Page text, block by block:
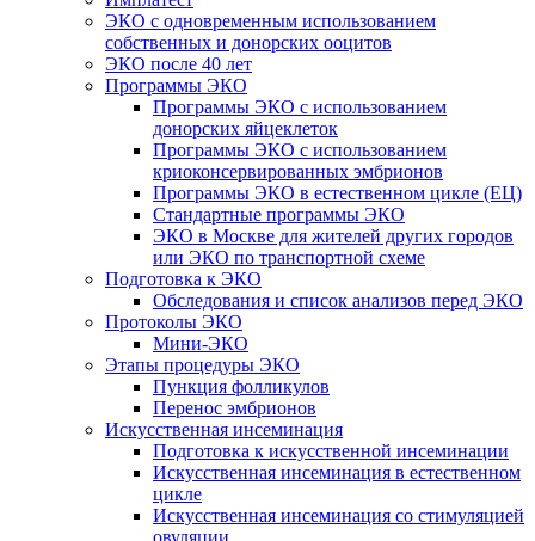
ЭКО с одновременным использованием
собственных и донорских ооцитов
ЭКО после 40 лет
Программы ЭКО
Программы ЭКО с использованием
донорских яйцеклеток
Программы ЭКО с использованием
криоконсервированных эмбрионов
Программы ЭКО в естественном цикле (ЕЦ)
Стандартные программы ЭКО
ЭКО в Москве для жителей других городов
или ЭКО по транспортной схеме
Подготовка к ЭКО
Обследования и список анализов перед ЭКО
Протоколы ЭКО
Мини-ЭКО
Этапы процедуры ЭКО
Пункция фолликулов
Перенос эмбрионов
Искусственная инсеминация
Подготовка к искусственной инсеминации
Искусственная инсеминация в естественном
цикле
Искусственная инсеминация со стимуляцией
овуляции